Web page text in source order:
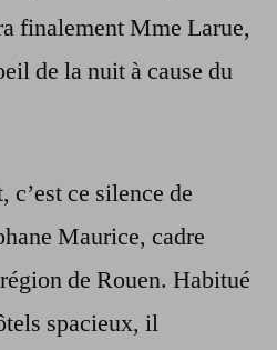
finalement Mme Larue,
de la nuit à cause du
c’est ce silence de
Maurice, cadre
de Rouen. Habitué
spacieux, il